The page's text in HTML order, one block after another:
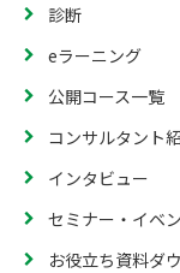
診断
eラーニング
公開コース一覧
コンサルタント
インタビュー
セミナー・イベ
お役立ち資料ダ